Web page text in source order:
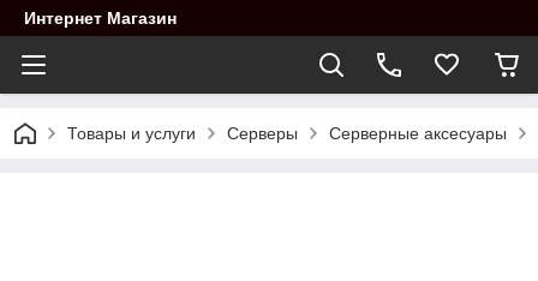
Интернет Магазин
Товары и услуги Cерверы Серверные аксесуары